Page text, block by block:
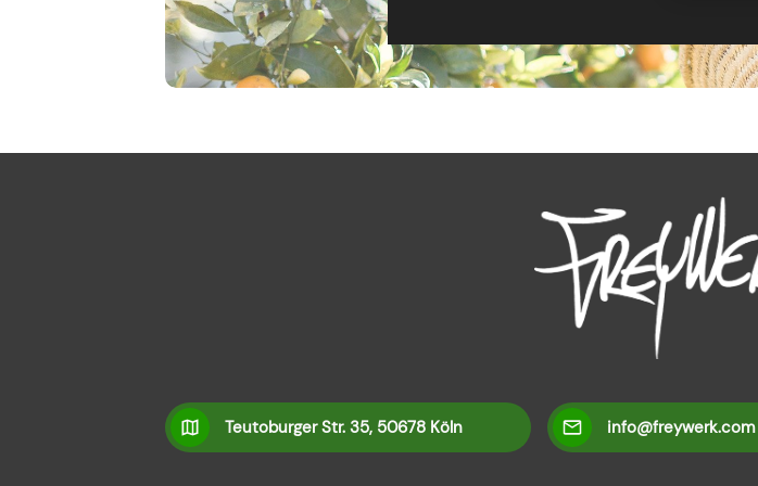
Teutoburger Str. 35, 50678 Köln info@freywerk.com